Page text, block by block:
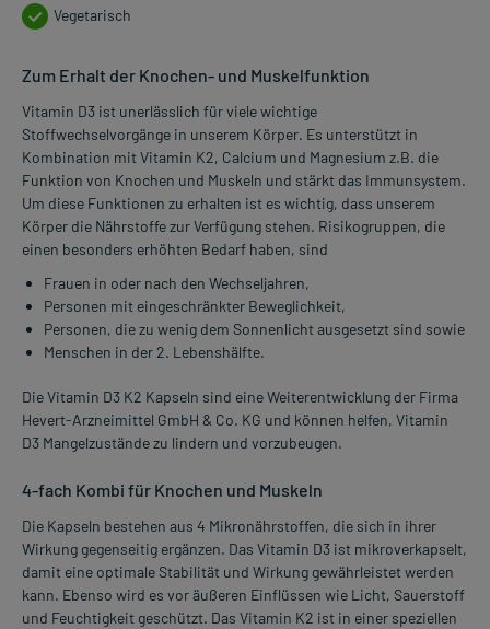
Vegetarisch
Zum Erhalt der Knochen- und Muskelfunktion
Vitamin D3 ist unerlässlich für viele wichtige
Stoffwechselvorgänge in unserem Körper. Es unterstützt in
Kombination mit Vitamin K2, Calcium und Magnesium z.B. die
Funktion von Knochen und Muskeln und stärkt das Immunsystem.
Um diese Funktionen zu erhalten ist es wichtig, dass unserem
Körper die Nährstoffe zur Verfügung stehen. Risikogruppen, die
einen besonders erhöhten Bedarf haben, sind
Frauen in oder nach den Wechseljahren,
Personen mit eingeschränkter Beweglichkeit,
Personen, die zu wenig dem Sonnenlicht ausgesetzt sind sowie
Menschen in der 2. Lebenshälfte.
Die Vitamin D3 K2 Kapseln sind eine Weiterentwicklung der Firma
Hevert-Arzneimittel GmbH & Co. KG und können helfen, Vitamin
D3 Mangelzustände zu lindern und vorzubeugen.
4-fach Kombi für Knochen und Muskeln
Die Kapseln bestehen aus 4 Mikronährstoffen, die sich in ihrer
Wirkung gegenseitig ergänzen. Das Vitamin D3 ist mikroverkapselt,
damit eine optimale Stabilität und Wirkung gewährleistet werden
kann. Ebenso wird es vor äußeren Einflüssen wie Licht, Sauerstoff
und Feuchtigkeit geschützt. Das Vitamin K2 ist in einer speziellen